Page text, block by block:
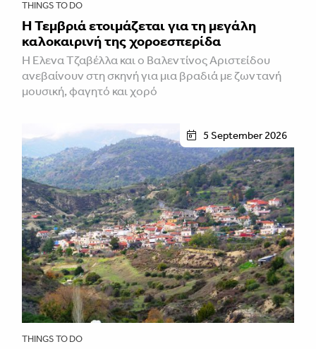
THINGS TO DO
Η Τεμβριά ετοιμάζεται για τη μεγάλη
καλοκαιρινή της χοροεσπερίδα
Η Έλενα Τζαβέλλα και ο Βαλεντίνος Αριστείδου
ανεβαίνουν στη σκηνή για μια βραδιά με ζωντανή
μουσική, φαγητό και χορό
5 September 2026
THINGS TO DO